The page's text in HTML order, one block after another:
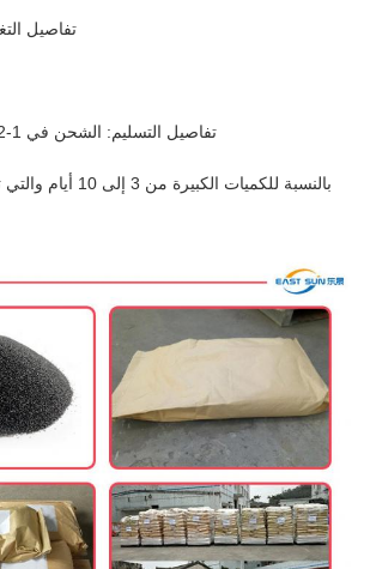
تفاصيل التغليف: 25 كجم / كيس.
تفاصيل التسليم: الشحن في 1-2 أيام بعد الدفع للعينة.
بالنسبة للكميات الكبيرة من 3